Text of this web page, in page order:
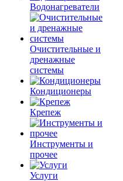
Водонагреватели
Очистительные и
дренажные
системы
Кондиционеры
Крепеж
Инструменты и
прочее
Услуги